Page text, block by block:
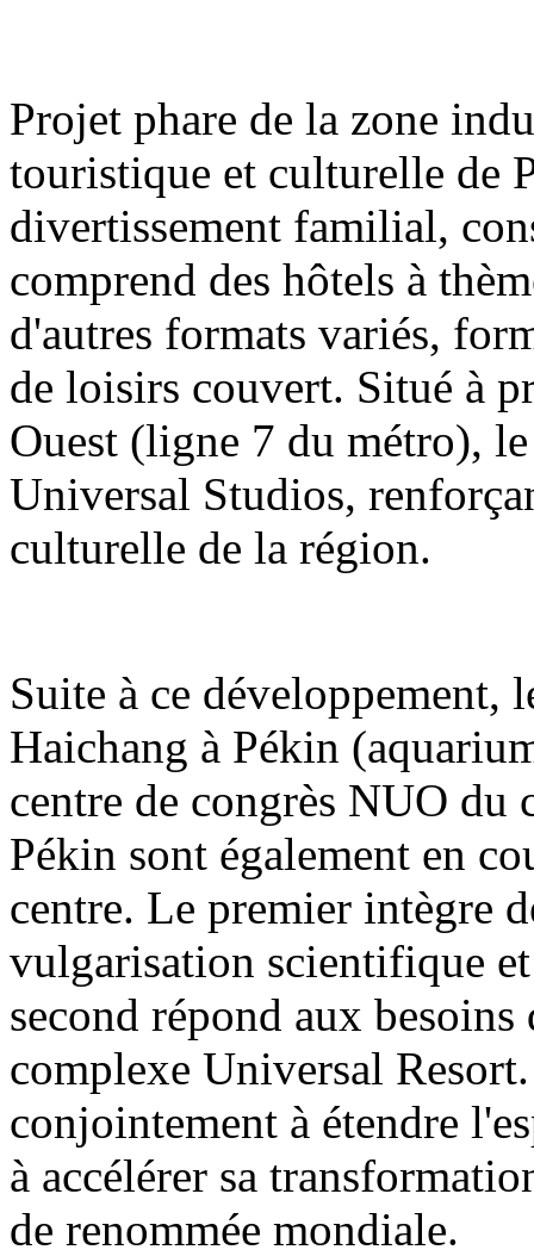
Projet phare de la zone
touristique et culturelle de
divertissement familial,
comprend des hôtels à
d'autres formats variés,
de loisirs couvert. Situé à
Ouest (ligne 7 du métro),
Universal Studios,
culturelle de la région.
Suite à ce développement,
Haichang à Pékin
centre de congrès NUO du
Pékin sont également en
centre. Le premier intègre
vulgarisation scientifique
second répond aux
complexe Universal
conjointement à étendre
à accélérer sa
de renommée mondiale.